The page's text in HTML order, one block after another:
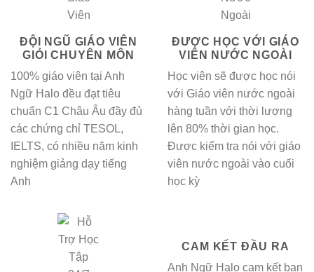
ĐỘI NGŨ GIÁO VIÊN
GIỎI CHUYÊN MÔN
100% giáo viên tại Anh
Ngữ Halo đều đạt tiêu
chuẩn C1 Châu Âu đầy đủ
các chứng chỉ TESOL,
IELTS, có nhiều năm kinh
nghiệm giảng dạy tiếng
Anh
ĐƯỢC HỌC VỚI GIÁO
VIÊN NƯỚC NGOÀI
Học viên sẽ được học nói
với Giáo viên nước ngoài
hàng tuần với thời lượng
lên 80% thời gian học.
Được kiểm tra nói với giáo
viên nước ngoài vào cuối
học kỳ
CAM KẾT ĐẦU RA
Anh Ngữ Halo cam kết bạn